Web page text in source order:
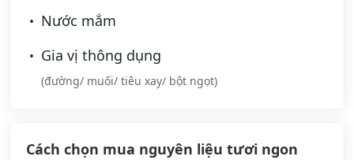
Nước mắm
Gia vị thông dụng
(đường/ muối/ tiêu xay/ bột ngọt)
Cách chọn mua nguyên liệu tươi ngon